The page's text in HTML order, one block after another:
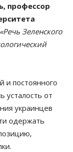
профессор
«Речь Зеленского
и постоянного
усталость от
украинцев
одержать